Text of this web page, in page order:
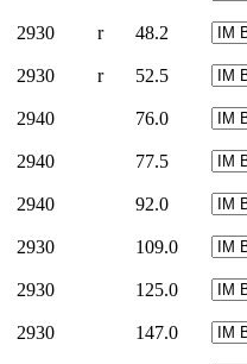
2930 r 48.2
2930 r 52.5
2940 76.0
2940 77.5
2940 92.0
2930 109.0
2930 125.0
2930 147.0